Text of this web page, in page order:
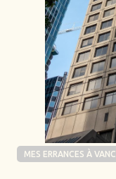
MES ERRANCES À